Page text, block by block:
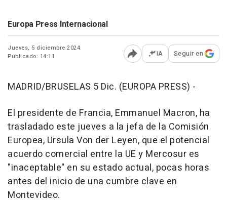
Europa Press Internacional
Jueves, 5 diciembre 2024
Publicado: 14:11
Abrir opciones para
IA Seguir en
MADRID/BRUSELAS 5 Dic. (EUROPA PRESS) -
El presidente de Francia, Emmanuel Macron, ha
trasladado este jueves a la jefa de la Comisión
Europea, Ursula Von der Leyen, que el potencial
acuerdo comercial entre la UE y Mercosur es
"inaceptable" en su estado actual, pocas horas
antes del inicio de una cumbre clave en
Montevideo.